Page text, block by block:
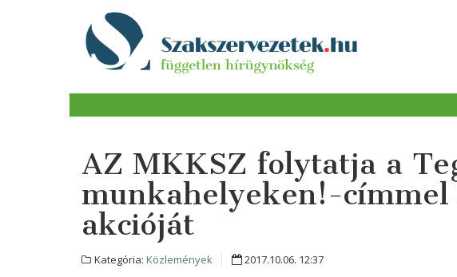
AZ MKKSZ folytatja a
munkahelyeken!-címmel
akcióját
Kategória: Közlemények 2017.10.06. 12:37